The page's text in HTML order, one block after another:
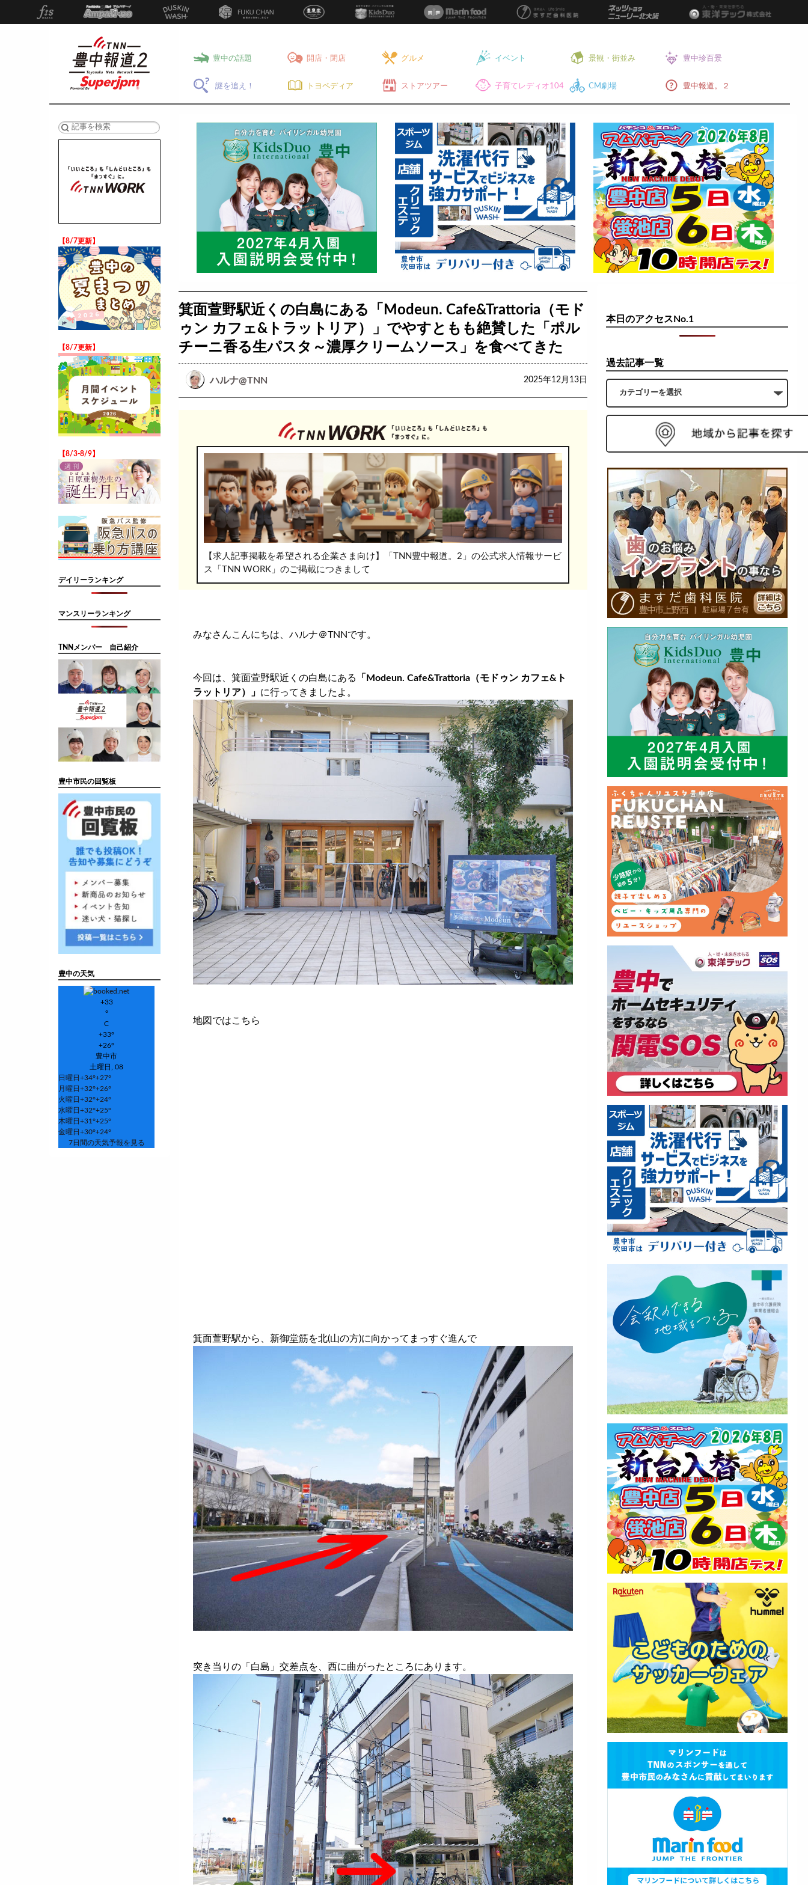
豊中の話題 開店・閉店 グルメ イベント 景観・街並み 豊中珍百景
謎を追え！ トヨペディア ストアツアー 子育てレディオ104 CM劇場 豊中報道。２
箕面萱野駅近くの白島にある「Modeun. Cafe&Trattoria（モド
ゥン カフェ&トラットリア）」でやすともも絶賛した「ポル
チーニ香る生パスタ～濃厚クリームソース」を食べてきた
ハルナ@TNN 2025年12月13日
【求人記事掲載を希望される企業さま向け】「TNN豊中報道。2」の公式求人情報サービ
ス「TNN WORK」のご掲載につきまして
みなさんこんにちは、ハルナ＠TNNです。
今回は、箕面萱野駅近くの白島にある
「Modeun. Cafe&Trattoria（モドゥン カフェ&ト
ラットリア）」 に行ってきましたよ。
地図ではこちら
箕面萱野駅から、新御堂筋を北(山の方)に向かってまっすぐ進んで
突き当りの「白島」交差点を、西に曲がったところにあります。
【8/7更新】
【8/7更新】
【8/3-8/9】
デイリーランキング
マンスリーランキング
TNNメンバー 自己紹介
豊中市民の回覧板
豊中の天気
+33
°
C
+33°
+26°
豊中市
土曜日, 08
日曜日 +34°+27°
月曜日 +32°+26°
火曜日 +32°+24°
水曜日 +32°+25°
木曜日 +31°+25°
金曜日 +30°+24°
7日間の天気予報を見る
本日のアクセスNo.1
過去記事一覧